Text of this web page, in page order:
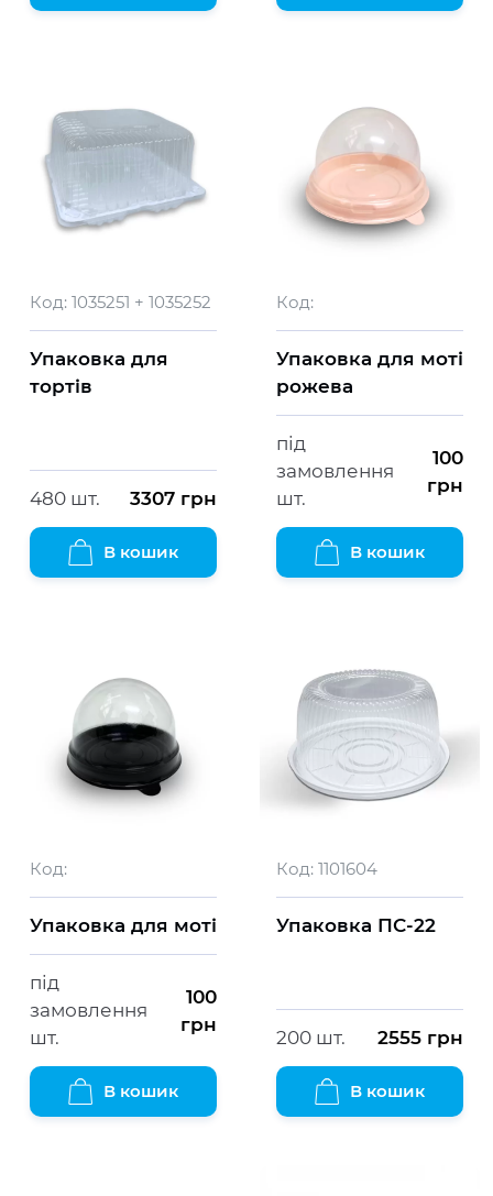
Код: 1035251 + 1035252
Упаковка для
тортів
480 шт. 3307 грн
В кошик
Код:
Упаковка для моті
рожева
під
замовлення
шт.
100
грн
В кошик
Код:
Упаковка для моті
під
замовлення
шт.
100
грн
В кошик
Код: 1101604
Упаковка ПС-22
200 шт. 2555 грн
В кошик